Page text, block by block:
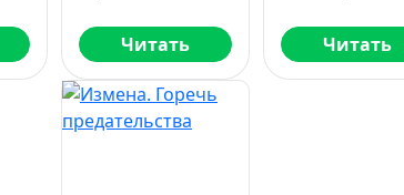
Читать Читать